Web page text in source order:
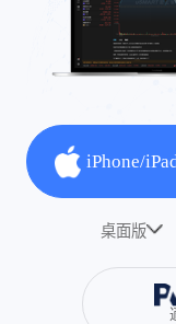
iPhone/
桌面版